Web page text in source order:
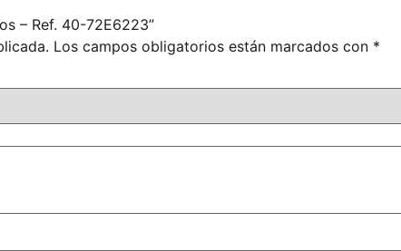
– Ref. 40-72E6223”
Los campos obligatorios están marcados con *